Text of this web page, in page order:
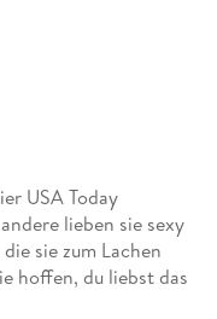
USA Today
lieben sie sexy
sie zum Lachen
hoffen, du liebst das